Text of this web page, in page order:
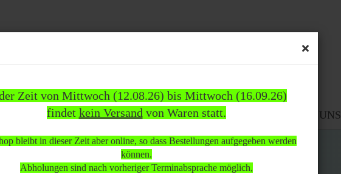
Zeit von Mittwoch (12.08.26) bis Mittwoch (16.09.26)
findet kein Versand von Waren statt.
bleibt in dieser Zeit aber online, so dass Bestellungen aufgegeben werden
können.
Abholungen sind nach vorheriger Terminabsprache möglich,
INFOS KUNDEN ÜBER UNS
WEITERE
» »
Eisenbahn - H0 für Einsteiger wenig bespielt/gebraucht